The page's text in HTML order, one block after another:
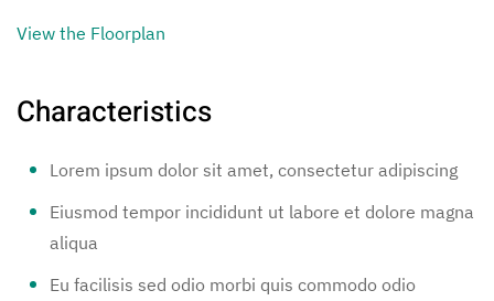
View the Floorplan
Characteristics
Lorem ipsum dolor sit amet, consectetur adipiscing
Eiusmod tempor incididunt ut labore et dolore magna
aliqua
Eu facilisis sed odio morbi quis commodo odio